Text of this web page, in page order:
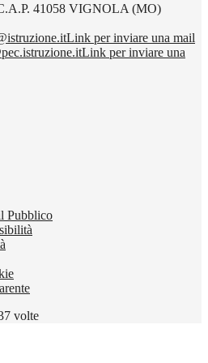
41058 VIGNOLA (MO)
Link per inviare una mail
Link per inviare una
Pubblico
volte